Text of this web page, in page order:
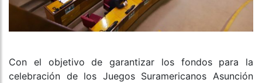
Con el objetivo de garantizar los fondos para la
celebración de los Juegos Suramericanos Asunción